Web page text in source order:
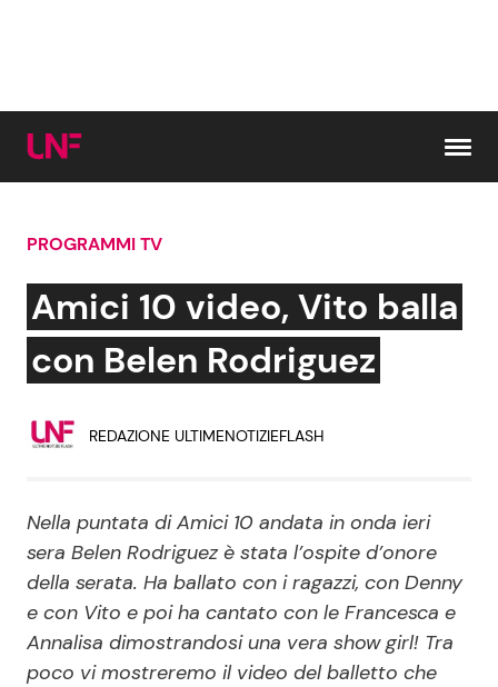
Cerca:
News e Cronaca
Attualità Italiana
Dal Mondo
Economia
Persone Scomparse
Politica
Gossip e TV
Bellezze VIP
Fiction e Serie TV
Programmi TV
Reality e Talent
PROGRAMMI TV
Amici 10 video, Vito balla
con Belen Rodriguez
REDAZIONE ULTIMENOTIZIEFLASH
Nella puntata di Amici 10 andata in onda ieri
sera Belen Rodriguez è stata l’ospite d’onore
della serata. Ha ballato con i ragazzi, con Denny
e con Vito e poi ha cantato con le Francesca e
Annalisa dimostrandosi una vera show girl! Tra
poco vi mostreremo il video del balletto che